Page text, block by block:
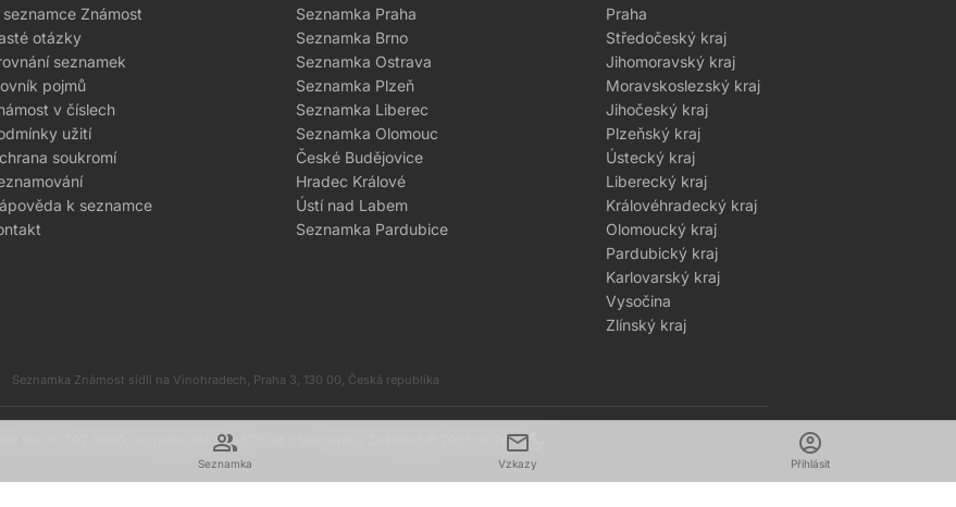
group
Seznamka
mail
Vzkazy
account_circle
Přihlásit
seznamce Známost
otázky
seznamek
pojmů
v číslech
užití
soukromí
k seznamce
Seznamka Praha
Seznamka Brno
Seznamka Ostrava
Seznamka Plzeň
Seznamka Liberec
Seznamka Olomouc
České Budějovice
Hradec Králové
Ústí nad Labem
Seznamka Pardubice
Praha
Středočeský kraj
Jihomoravský kraj
Moravskoslezský kraj
Jihočeský kraj
Plzeňský kraj
Ústecký kraj
Liberecký kraj
Královéhradecký kraj
Olomoucký kraj
Pardubický kraj
Karlovarský kraj
Vysočina
Zlínský kraj
Seznamka Známost sídlí na Vinohradech, Praha 3, 130 00, Česká republika
má 70 702 členů, seznamujete se už 25 let Seznamka Známost © 2001–2026 dark_mode